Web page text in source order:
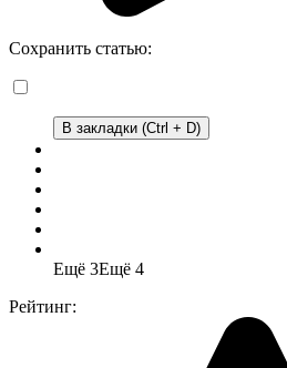
Сохранить статью:
В закладки (Ctrl + D)
Ещё 3Ещё 4
Рейтинг: